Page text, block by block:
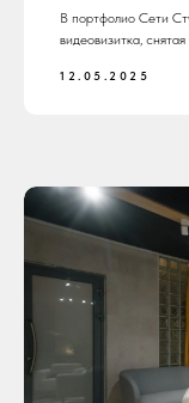
В портфолио Сети
видеовизитка,
12.05.2025